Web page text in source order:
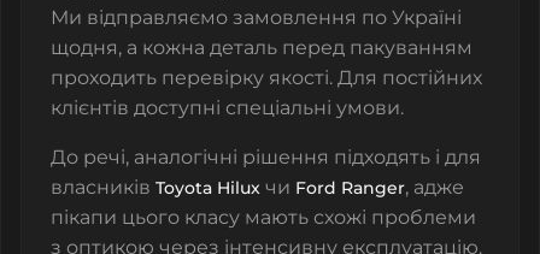
Ми відправляємо замовлення по Україні
щодня, а кожна деталь перед пакуванням
проходить перевірку якості. Для постійних
клієнтів доступні спеціальні умови.
До речі, аналогічні рішення підходять і для
власників Toyota Hilux чи Ford Ranger, адже
пікапи цього класу мають схожі проблеми
з оптикою через інтенсивну експлуатацію.